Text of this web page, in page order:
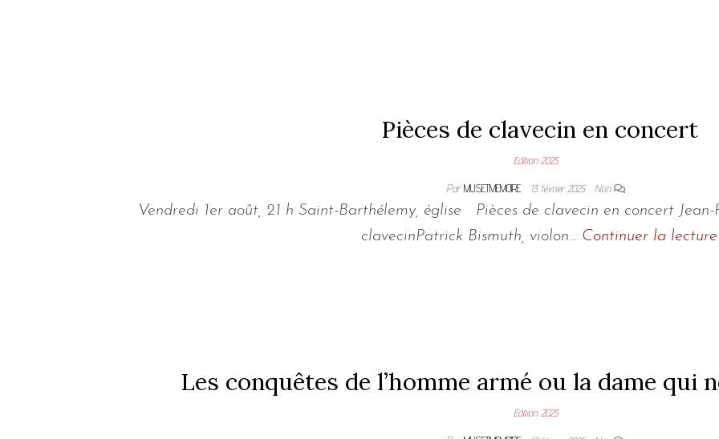
Pièces de clavecin en concert
Edition 2025
ParMUSETMEMOIRE 13 février 2025 Non
Vendredi 1er août, 21 h Saint-Barthélemy, église Pièces de clavecin en concert
clavecinPatrick Bismuth, violon… Continuer la lecture
Les conquêtes de l’homme armé ou la dame qui
Edition 2025